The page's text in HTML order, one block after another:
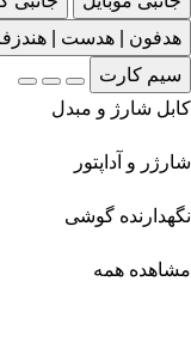
هدفون | هدست |
سیم کارت
کابل شارژ و مبدل
شارژر و آداپتور
نگهدارنده گوشی
مشاهده همه